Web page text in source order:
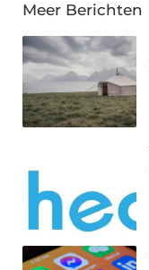
Meer Berichten